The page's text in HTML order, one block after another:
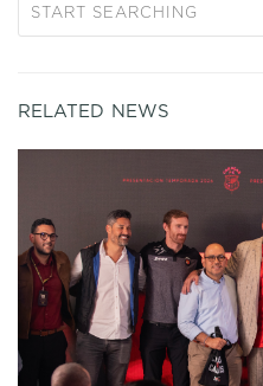
RELATED NEWS